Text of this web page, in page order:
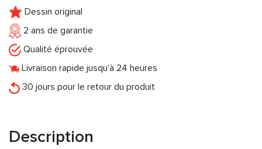
Dessin original
2 ans de garantie
Qualité éprouvée
Livraison rapide jusqu'à 24 heures
30 jours pour le retour du produit
Description